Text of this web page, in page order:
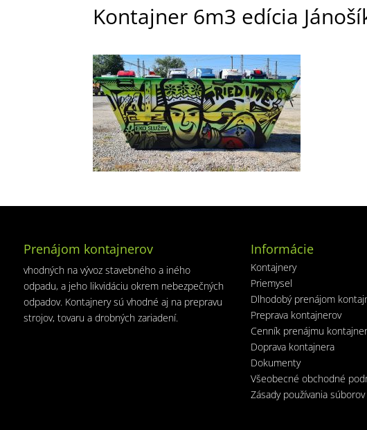
Kontajner 6m3 edícia
Prenájom kontajnerov
vhodných na vývoz stavebného a iného
odpadu, a jeho likvidáciu okrem nebezpečných
odpadov. Kontajnery sú vhodné aj na prepravu
strojov, tovaru a drobných zariadení.
Informácie
Kontajnery
Priemysel
Dlhodobý prenájom
Preprava kontajnerov
Cenník prenájmu
Doprava kontajnera
Dokumenty
Všeobecné obchodné
Zásady používania